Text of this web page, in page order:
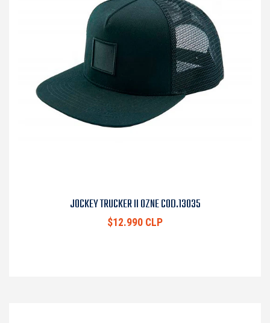
JOCKEY TRUCKER II OZNE COD.13035
$12.990 CLP